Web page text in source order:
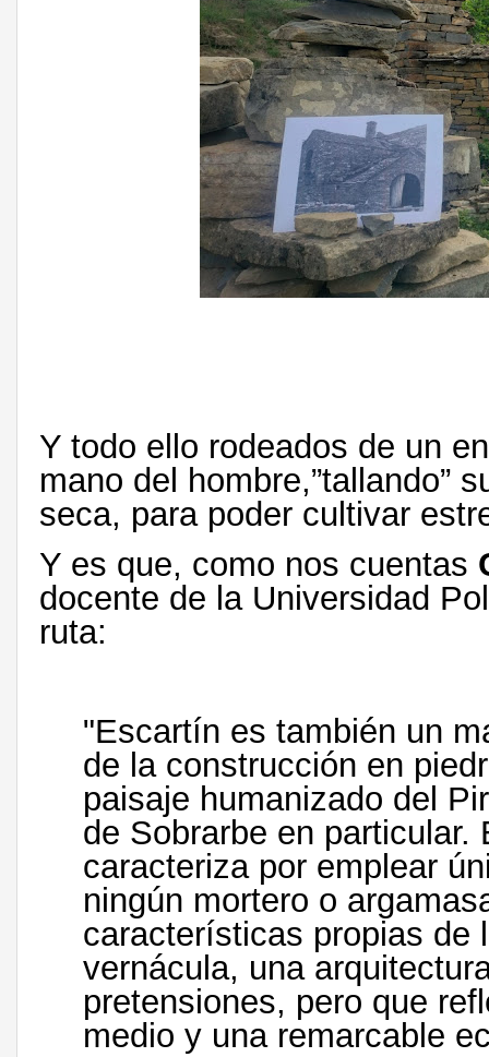
Y todo ello rodeados de un
mano del hombre,”tallando”
seca, para poder cultivar
Y es que, como nos cuentas
docente de la Universidad
ruta:
"Escartín es también un
de la construcción en
paisaje humanizado del
de Sobrarbe en
caracteriza por emplear
ningún mortero o
características propias de
vernácula, una
pretensiones, pero que
medio y una remarcable